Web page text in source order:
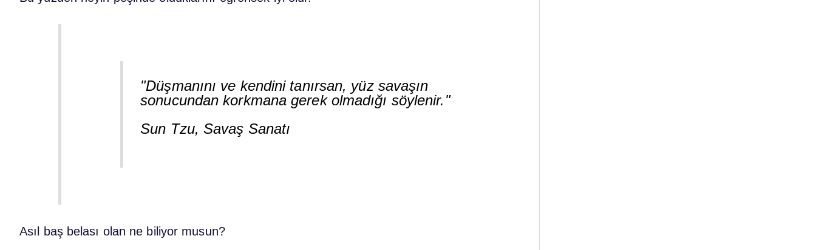
"Düşmanını ve kendini tanırsan, yüz savaşın
sonucundan korkmana gerek olmadığı söylenir."
Sun Tzu, Savaş Sanatı
Asıl baş belası olan ne biliyor musun?